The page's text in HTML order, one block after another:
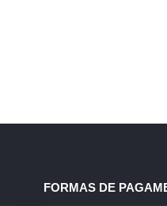
FORMAS DE